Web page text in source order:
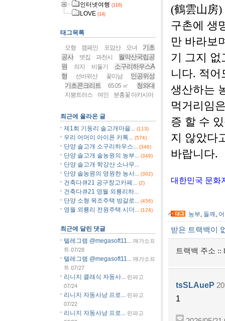
(鶴雲山房
구촌에 생
만 바라보
기 그지 없
니다. 적어
생산하는
먹거리임
증 할 수
지 않았다
바랍니다.
대한민국 문화
농부, 들깨 ,
받은 트랙백이
트랙백 주소 ::
tsSLAueP
1
인터넷여행 (116)
LOVE (14)
태그목록
모형 캠페인 포암산 모녀
기초
공사
볏집 과천시
월악산국립공
원
의지 비둘기
소구리하우스A
형
선바위산 꽃미남
인공위성
기초콘크리트
65.05㎡ 청와대
지붕트러스 여인 분홍꽃 아카시아
최근에 올라온 글
제1회 기동리 솔고개마을...
(113)
우리 어머이 아이폰 카톡... (574)
단양 솔고개 소구리하우스... (346)
단양 솔고개 솔농원의 농부... (349)
단양 솔고개 학강산 소나무...
단양 솔농원의 영원한 농사...
(302)
건축다큐21 공구창고카페... (2)
건축다큐21 영월 외룡리하...
단양 소형 목조주택 방갈로...
(456)
영월 외룡리 전원주택 시더... (124)
최근에 달린 댓글
텔레그램 @megasoft11...
매가소프
트 07/28
텔레그램 @megasoft11... 매가소프
트 07/27
리니지 클래식 자동사...
린파고
07/24
리니지 자동사냥 프로...
린파고
07/22
리니지 자동사냥 프로...
린파고